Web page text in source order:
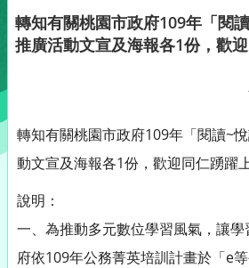
轉知有關桃園市政府109年「閱
推廣活動文宣及海報各1份，歡
轉知有關桃園市政府109年「閱讀~
動文宣及海報各1份，歡迎同仁踴躍
說明：
一、為推動多元數位學習風氣，讓
府依109年公務菁英培訓計畫於「e等